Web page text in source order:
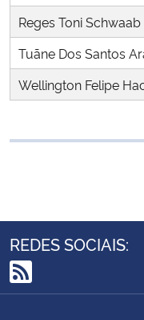
Ministério de Minas e Energia
Ministério do Desenvolvimento
Reges Toni Schwaab
Tuãne Dos Santos
Wellington Felipe
REDES SOCIAIS:
RSS